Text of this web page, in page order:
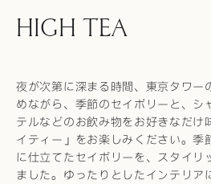
HIGH TEA
夜が次第に深まる時間、東京タワー
めながら、季節のセイボリーと、シ
テルなどのお飲み物をお好きなだけ
イティー」をお楽しみください。季
に仕立てたセイボリーを、スタイリ
ました。ゆったりとしたインテリア